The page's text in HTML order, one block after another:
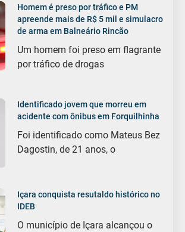
Homem é preso por tráfico e PM
apreende mais de R$ 5 mil e simulacro
de arma em Balneário Rincão
Um homem foi preso em flagrante
por tráfico de drogas
Identificado jovem que morreu em
acidente com ônibus em Forquilhinha
Foi identificado como Mateus Bez
Dagostin, de 21 anos, o
Içara conquista resutaldo histórico no
IDEB
O município de Içara alcançou o